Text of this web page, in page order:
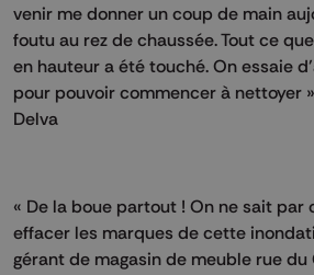
venir me donner un coup de main
foutu au rez de chaussée. Tout ce
en hauteur a été touché. On essaie
pour pouvoir commencer à nettoyer
Delva
« De la boue partout ! On ne sait par
effacer les marques de cette
gérant de magasin de meuble rue du